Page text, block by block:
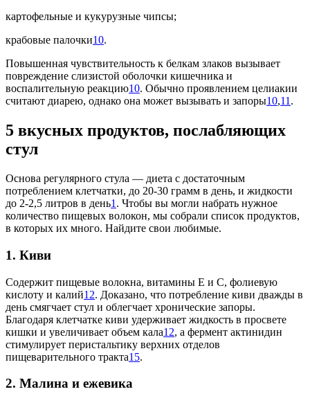
картофельные и кукурузные чипсы;
крабовые палочки10.
Повышенная чувствительность к белкам злаков вызывает
повреждение слизистой оболочки кишечника и
воспалительную реакцию10. Обычно проявлением целиакии
считают диарею, однако она может вызывать и запоры10,11 .
5 вкусных продуктов, послабляющих
стул
Основа регулярного стула — диета с достаточным
потреблением клетчатки, до 20-30 грамм в день, и жидкости
до 2-2,5 литров в день1 . Чтобы вы могли набрать нужное
количество пищевых волокон, мы собрали список продуктов,
в которых их много. Найдите свои любимые.
1. Киви
Содержит пищевые волокна, витамины Е и С, фолиевую
кислоту и калий12. Доказано, что потребление киви дважды в
день смягчает стул и облегчает хронические запоры.
Благодаря клетчатке киви удерживает жидкость в просвете
кишки и увеличивает объем кала12, а фермент актинидин
стимулирует перистальтику верхних отделов
пищеварительного тракта15.
2. Малина и ежевика